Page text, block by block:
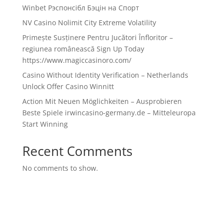
Winbet Рэспонсібл Бэцін на Спорт
NV Casino Nolimit City Extreme Volatility
Primește Susținere Pentru Jucători Înfloritor –
regiunea românească Sign Up Today
https://www.magiccasinoro.com/
Casino Without Identity Verification – Netherlands
Unlock Offer Casino Winnitt
Action Mit Neuen Möglichkeiten – Ausprobieren
Beste Spiele irwincasino-germany.de – Mitteleuropa
Start Winning
Recent Comments
No comments to show.